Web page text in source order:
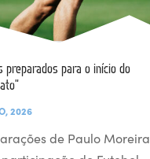
preparados para o início do
2026
de Paulo Moreira